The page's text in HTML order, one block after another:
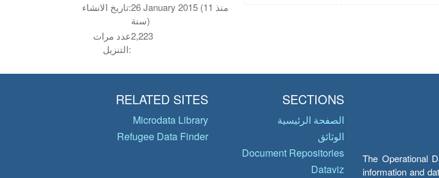
تاريخ الانشاء:26 January 2015 (منذ 11
سنة)
عدد مرات
التنزيل:
2,223
The Operational
information and
SECTIONS
الصفحة الرئيسية
الوثائق
Document Repositories
Dataviz
RELATED SITES
Microdata Library
Refugee Data Finder